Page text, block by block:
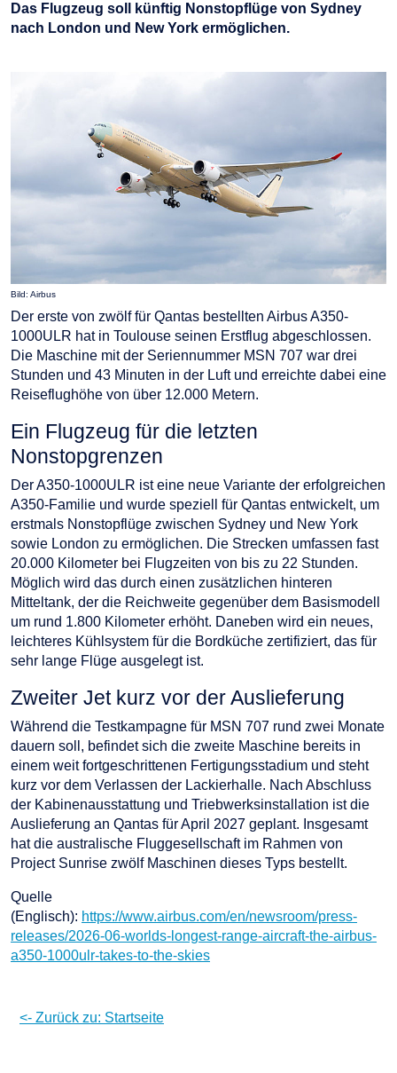
Das Flugzeug soll künftig Nonstopflüge von Sydney
nach London und New York ermöglichen.
Bild: Airbus
Der erste von zwölf für Qantas bestellten Airbus A350-
1000ULR hat in Toulouse seinen Erstflug abgeschlossen.
Die Maschine mit der Seriennummer MSN 707 war drei
Stunden und 43 Minuten in der Luft und erreichte dabei eine
Reiseflughöhe von über 12.000 Metern.
Ein Flugzeug für die letzten
Nonstopgrenzen
Der A350-1000ULR ist eine neue Variante der erfolgreichen
A350-Familie und wurde speziell für Qantas entwickelt, um
erstmals Nonstopflüge zwischen Sydney und New York
sowie London zu ermöglichen. Die Strecken umfassen fast
20.000 Kilometer bei Flugzeiten von bis zu 22 Stunden.
Möglich wird das durch einen zusätzlichen hinteren
Mitteltank, der die Reichweite gegenüber dem Basismodell
um rund 1.800 Kilometer erhöht. Daneben wird ein neues,
leichteres Kühlsystem für die Bordküche zertifiziert, das für
sehr lange Flüge ausgelegt ist.
Zweiter Jet kurz vor der Auslieferung
Während die Testkampagne für MSN 707 rund zwei Monate
dauern soll, befindet sich die zweite Maschine bereits in
einem weit fortgeschrittenen Fertigungsstadium und steht
kurz vor dem Verlassen der Lackierhalle. Nach Abschluss
der Kabinenausstattung und Triebwerksinstallation ist die
Auslieferung an Qantas für April 2027 geplant. Insgesamt
hat die australische Fluggesellschaft im Rahmen von
Project Sunrise zwölf Maschinen dieses Typs bestellt.
Quelle
(Englisch): https://www.airbus.com/en/newsroom/press-
releases/2026-06-worlds-longest-range-aircraft-the-airbus-
a350-1000ulr-takes-to-the-skies
<- Zurück zu: Startseite